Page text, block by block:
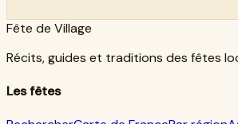
Fête de Village
Récits, guides et traditions des fêtes
Les fêtes